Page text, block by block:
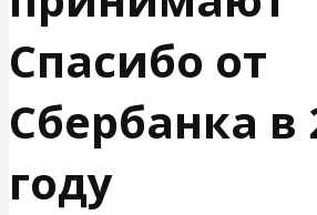
Спасибо от
Сбербанка в
году